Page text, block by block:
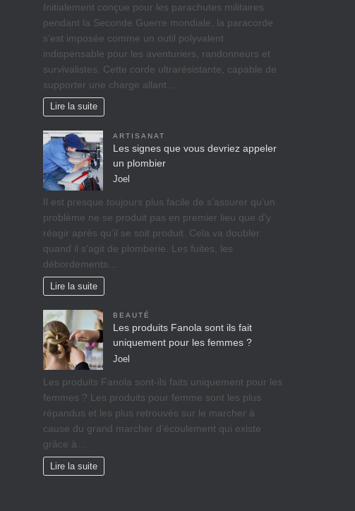
Initialement conçue pour les parachutes militaires
pendant la Seconde Guerre mondiale, la paracorde
s’est imposée comme un outil polyvalent
indispensable pour les aventuriers, randonneurs et
survivalistes. Cette corde ultrarésistante, capable de
supporter une charge allant…
Lire la suite
ARTISANAT
Les signes que vous devriez appeler
un plombier
Joel
Il est presque toujours plus facile de s’assurer qu’un
problème ne se produit pas en premier lieu que d’y
réagir après qu’il se soit produit. Cela va doubler
quand il s’agit de plomberie. Les fuites, les
débordements…
Lire la suite
BEAUTÉ
Les produits Fanola sont ils fait
uniquement pour les femmes ?
Joel
Les produits Fanola sont-ils faits uniquement pour les
femmes ? Les produits pour femme sont les plus
répandus et les plus retrouvés sur le marcher à
cause du grand marcher d’écoulement qui existe
grâce à…
Lire la suite